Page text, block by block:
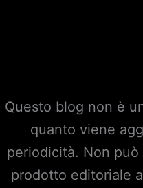
Questo blog non è
quanto viene
periodicità. Non
prodotto editoriale